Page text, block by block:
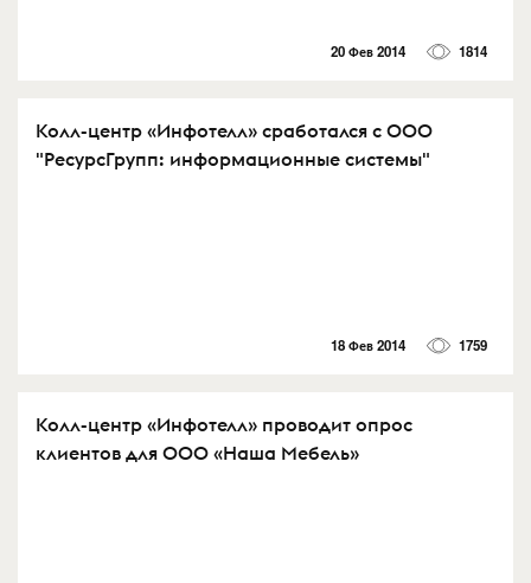
20 Фев 2014 1814
Колл-центр «Инфотелл» сработался с ООО
"РесурсГрупп: информационные системы"
18 Фев 2014 1759
Колл-центр «Инфотелл» проводит опрос
клиентов для ООО «Наша Мебель»